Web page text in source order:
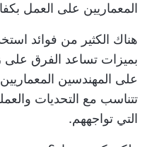
المعماريين على العمل
هناك الكثير من فوائد
بميزات تساعد الفرق على
على المهندسين
تتناسب مع التحديات
التي تواجههم.